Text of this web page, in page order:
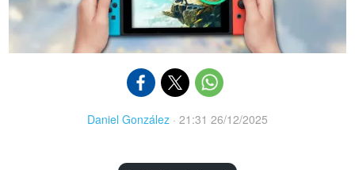
Daniel González · 21:31 26/12/2025